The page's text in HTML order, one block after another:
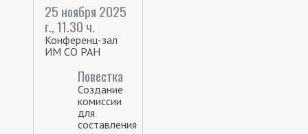
25 ноября 2025
г., 11.30 ч.
Конференц-зал
ИМ СО РАН
Повестка
Создание
комиссии
для
составления